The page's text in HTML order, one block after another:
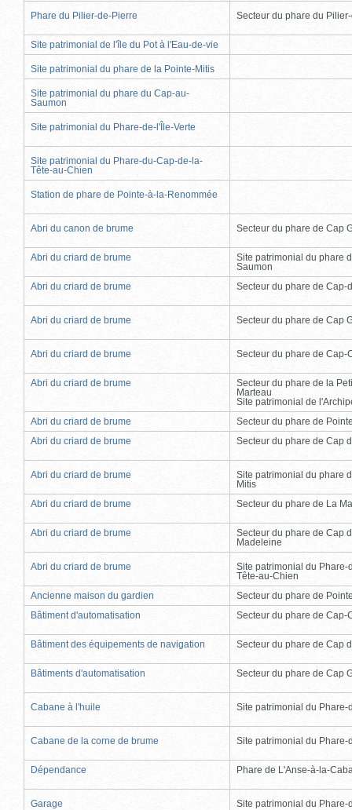
Phare du Pilier-de-Pierre Secteur du phare du
Site patrimonial de l'île du Pot à l'Eau-de-vie
Site patrimonial du phare de la Pointe-Mitis
Site patrimonial du phare du Cap-au-
Saumon
Site patrimonial du Phare-de-l'Île-Verte
Site patrimonial du Phare-du-Cap-de-la-
Tête-au-Chien
Station de phare de Pointe-à-la-Renommée
Abri du canon de brume Secteur du phare de Cap
Abri du criard de brume
Site patrimonial du phare
Saumon
Abri du criard de brume
Secteur du phare de Cap-
Abri du criard de brume Secteur du phare de Cap
Abri du criard de brume Secteur du phare de Cap-
Abri du criard de brume
Secteur du phare de la
Marteau
Site patrimonial de
Abri du criard de brume
Secteur du phare de
Abri du criard de brume
Secteur du phare de Cap
Abri du criard de brume
Site patrimonial du phare
Mitis
Abri du criard de brume
Secteur du phare de La
Abri du criard de brume
Secteur du phare de Cap
Madeleine
Abri du criard de brume
Site patrimonial du Phare-
Tête-au-Chien
Ancienne maison du gardien
Secteur du phare de
Bâtiment d'automatisation
Secteur du phare de Cap-
Bâtiment des équipements de navigation Secteur du phare de Cap
Bâtiments d'automatisation Secteur du phare de Cap
Cabane à l'huile Site patrimonial du Phare-
Cabane de la corne de brume Site patrimonial du Phare-
Dépendance Phare de L'Anse-à-la-
Garage Site patrimonial du Phare-